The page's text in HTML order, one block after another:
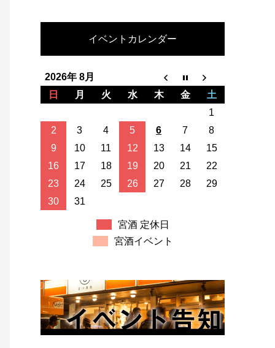
イベントカレンダー
2026年 8月
日
月 火 水 木 金
土
1
2
3 4 5 6 7
8
9
10 11 12 13 14
15
16
17 18 19 20 21
22
23
24 25 26 27 28
29
30
31
宮酒 定休日
宮酒イベント